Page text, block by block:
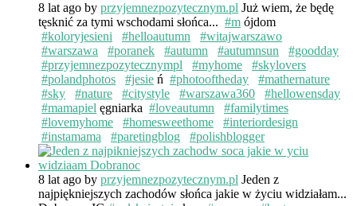
8 lat ago by przyjemnezpozytecznym.pl Już wiem, że będę
tęsknić za tymi wschodami słońca... #m ójdom
#koloryjesieni
#helloautumn
#witajwarszawo
#warszawa
#poranek #autumn #autumnsun
#goodday
#przyjemnezpozytecznympl
#myhome
#skylovers
#polandphotos
#jesie ń #photooftheday
#mathernature
#sky
#nature #citystyle #warszawa360
#hellowensday
#mamapiel ęgniarka #loveautumn
#familytimes
#lovemyhome
#homesweethome
#interiordesign
#instamama
#paretingblog #polishblogger
8 lat ago by przyjemnezpozytecznym.pl Jeden z
najpiękniejszych zachodów słońca jakie w życiu widziałam...